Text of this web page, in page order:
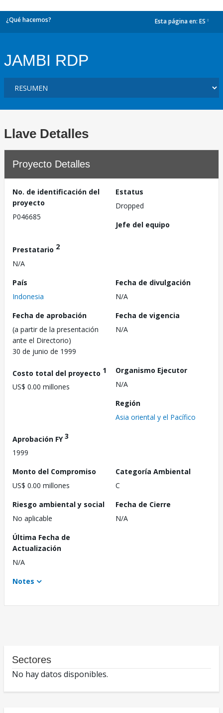
¿Qué hacemos? Esta página en: ES
JAMBI RDP
Llave Detalles
Proyecto Detalles
No. de identificación del
proyecto
P046685
Estatus
Dropped
Jefe del equipo
Prestatario 2
N/A
País
Indonesia
Fecha de divulgación
N/A
Fecha de aprobación
(a partir de la presentación
ante el Directorio)
30 de junio de 1999
Fecha de vigencia
N/A
Costo total del proyecto 1
US$ 0.00 millones
Organismo Ejecutor
N/A
Región
Asia oriental y el Pacífico
Aprobación FY3
1999
Monto del Compromiso
US$ 0.00 millones
Categoría Ambiental
C
Riesgo ambiental y social
No aplicable
Fecha de Cierre
N/A
Última Fecha de
Actualización
N/A
Notes
Sectores
No hay datos disponibles.